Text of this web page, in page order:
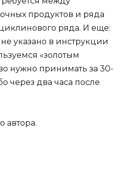
продуктов и ряда
ряда. И еще:
указано в инструкции
«золотым
нужно принимать за 30-
через два часа после
автора.